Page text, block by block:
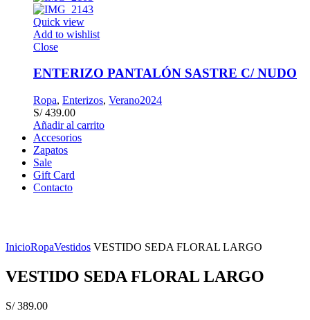
Quick view
Add to wishlist
Close
ENTERIZO PANTALÓN SASTRE C/ NUDO
Ropa, Enterizos, Verano2024
S/439.00
Añadir al carrito
Accesorios
Zapatos
Sale
Gift Card
Contacto
InicioRopaVestidos VESTIDO SEDA FLORAL LARGO
VESTIDO SEDA FLORAL LARGO
S/389.00